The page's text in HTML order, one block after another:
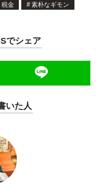
税金 # 素朴なギモン
でシェア
いた人